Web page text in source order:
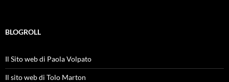
BLOGROLL
Il Sito web di Paola Volpato
Il sito web di Tolo Marton